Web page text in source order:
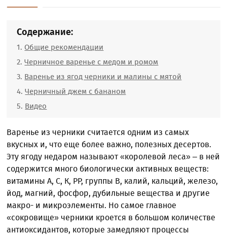
Содержание:
Общие рекомендации
Черничное варенье с медом и ромом
Варенье из ягод черники и малины с мятой
Черничный джем с бананом
Видео
Варенье из черники считается одним из самых
вкусных и, что еще более важно, полезных десертов.
Эту ягоду недаром называют «королевой леса» – в ней
содержится много биологически активных веществ:
витамины A, C, К, PP, группы B, калий, кальций, железо,
йод, магний, фосфор, дубильные вещества и другие
макро- и микроэлементы. Но самое главное
«сокровище» черники кроется в большом количестве
антиоксидантов, которые замедляют процессы